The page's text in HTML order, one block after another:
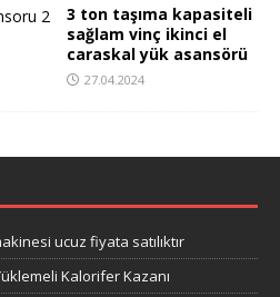
3 ton taşıma kapasiteli
sağlam vinç ikinci el
caraskal yük asansörü
27.04.2024
ucuz fiyata satılıktır
Kalorifer Kazanı